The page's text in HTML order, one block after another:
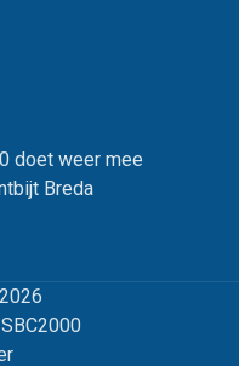
doet weer mee
Breda